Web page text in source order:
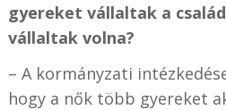
gyereket vállaltak a
vállaltak volna?
– A kormányzati
hogy a nők több gyereket